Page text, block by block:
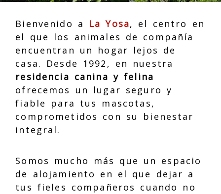
Bienvenido a La Yosa, el centro en
el que los animales de compañía
encuentran un hogar lejos de
casa. Desde 1992, en nuestra
residencia canina y felina
ofrecemos un lugar seguro y
fiable para tus mascotas,
comprometidos con su bienestar
integral.
Somos mucho más que un espacio
de alojamiento en el que dejar a
tus fieles compañeros cuando no